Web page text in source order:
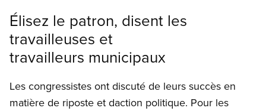
Élisez le patron, disent les
travailleuses et
travailleurs municipaux
Les congressistes ont discuté de leurs succès en
matière de riposte et daction politique. Pour les